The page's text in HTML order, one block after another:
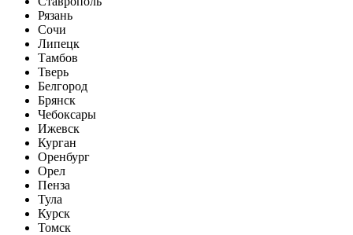
Рязань
Сочи
Липецк
Тамбов
Тверь
Белгород
Брянск
Чебоксары
Ижевск
Курган
Оренбург
Орел
Пенза
Тула
Курск
Томск